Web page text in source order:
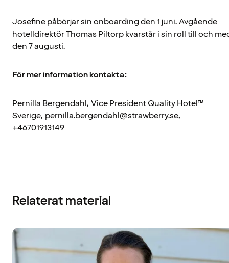
Josefine påbörjar sin onboarding den 1 juni. Avgående
hotelldirektör Thomas Piltorp kvarstår i sin roll till och
den 7 augusti.
För mer information kontakta:
Pernilla Bergendahl, Vice President Quality Hotel™
Sverige, pernilla.bergendahl@strawberry.se,
+46701913149
Relaterat material